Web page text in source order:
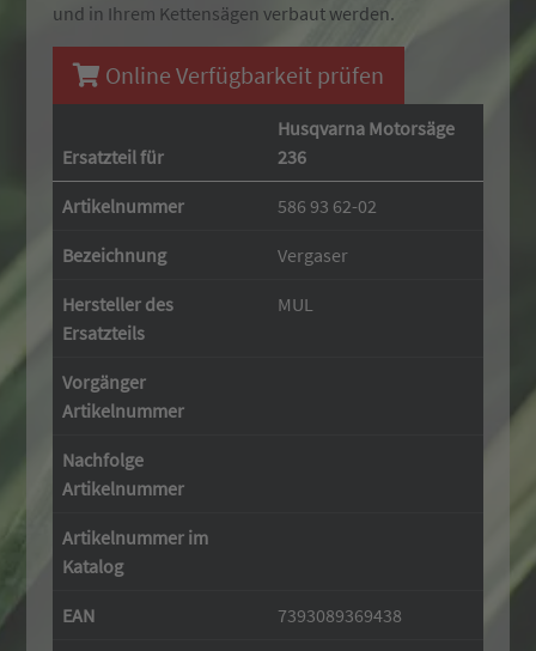
und in Ihrem Kettensägen verbaut werden.
Online Verfügbarkeit prüfen
Ersatzteil für
Husqvarna Motorsäge
236
Artikelnummer 586 93 62-02
Bezeichnung Vergaser
Hersteller des
Ersatzteils
MUL
Vorgänger
Artikelnummer
Nachfolge
Artikelnummer
Artikelnummer im
Katalog
EAN 7393089369438